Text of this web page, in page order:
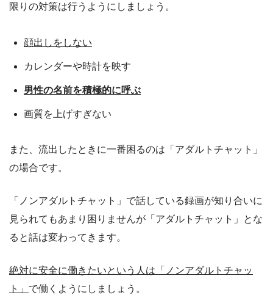
限りの対策は行うようにしましょう。
顔出しをしない
カレンダーや時計を映す
男性の名前を積極的に呼ぶ
画質を上げすぎない
また、流出したときに一番困るのは「アダルトチャット」
の場合です。
「ノンアダルトチャット」で話している録画が知り合いに
見られてもあまり困りませんが「アダルトチャット」とな
ると話は変わってきます。
絶対に安全に働きたいという人は「ノンアダルトチャッ
ト」 で働くようにしましょう。